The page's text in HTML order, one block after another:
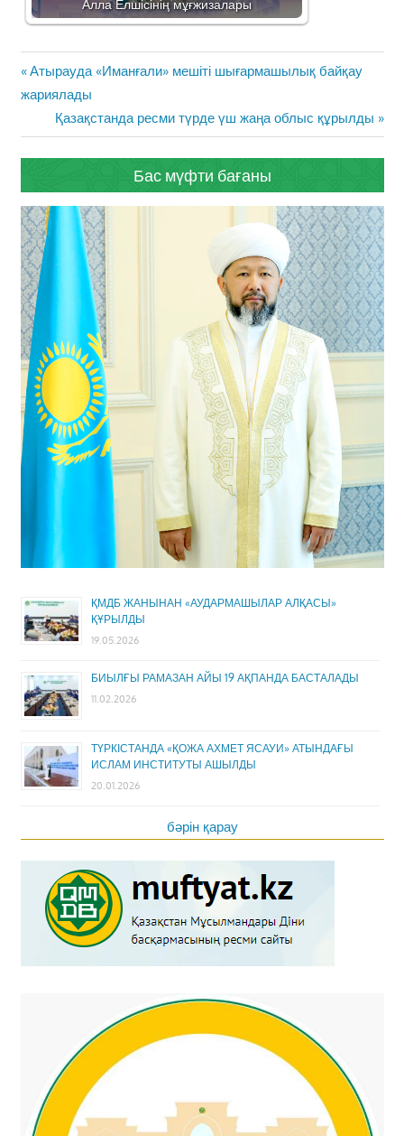
Алла Елшісінің мұғжизалары
Жазба
навигациясы
Previous
Post:
Атырауда «Иманғали» мешіті шығармашылық байқау
жариялады
Next
Post:
Қазақстанда ресми түрде үш жаңа облыс құрылды
Бас мүфти бағаны
ҚМДБ ЖАНЫНАН «АУДАРМАШЫЛАР АЛҚАСЫ»
ҚҰРЫЛДЫ
19.05.2026
БИЫЛҒЫ РАМАЗАН АЙЫ 19 АҚПАНДА БАСТАЛАДЫ
11.02.2026
ТҮРКІСТАНДА «ҚОЖА АХМЕТ ЯСАУИ» АТЫНДАҒЫ
ИСЛАМ ИНСТИТУТЫ АШЫЛДЫ
20.01.2026
бәрін қарау